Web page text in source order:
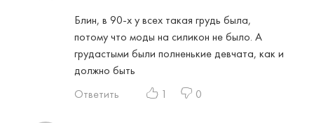
Блин, в 90-х у всех такая грудь была,
потому что моды на силикон не было. А
грудастыми были полненькие девчата, как и
должно быть
Ответить
1 0